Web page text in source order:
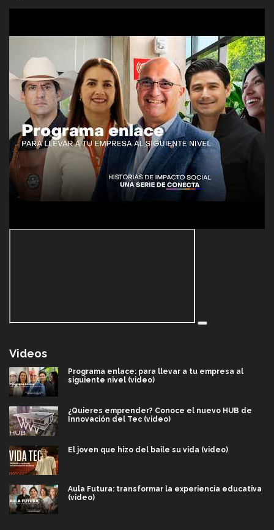
Videos
Programa enlace: para llevar a tu empresa al
siguiente nivel (video)
¿Quieres emprender? Conoce el nuevo HUB de
Innovación del Tec (video)
El joven que hizo del baile su vida (video)
Aula Futura: transformar la experiencia educativa
(video)